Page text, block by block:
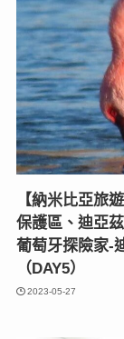
【納米比亞旅
保護區、迪亞
葡萄牙探險家-
（DAY5）
2023-05-27